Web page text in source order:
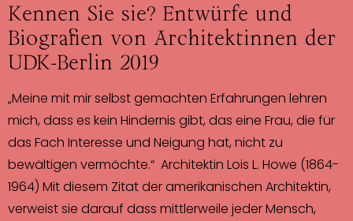
Kennen Sie sie? Entwürfe und
Biografien von Architektinnen der
UDK-Berlin 2019
„Meine mit mir selbst gemachten Erfahrungen lehren
mich, dass es kein Hindernis gibt, das eine Frau, die für
das Fach Interesse und Neigung hat, nicht zu
bewältigen vermöchte.“ Architektin Lois L. Howe (1864-
1964) Mit diesem Zitat der amerikanischen Architektin,
verweist sie darauf dass mittlerweile jeder Mensch,